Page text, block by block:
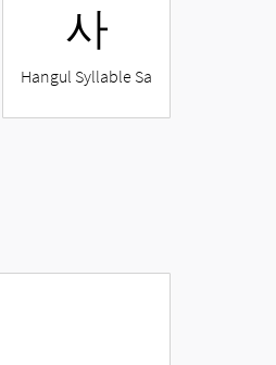
사
Hangul Syllable Sa